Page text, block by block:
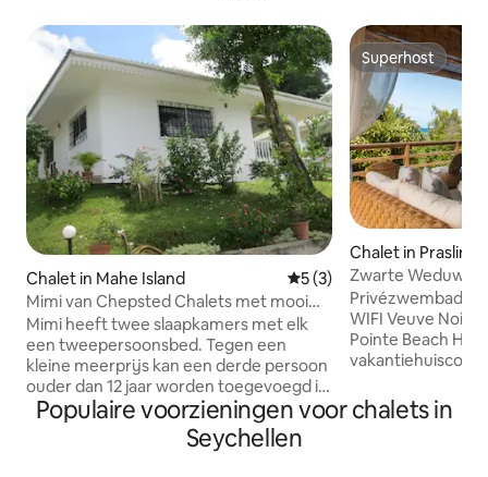
Chalet in Mahe Island Gemiddelde beoordeling
5 (3)
Mimi van Chepsted Chalets met mooi
uitzicht
Mimi heeft twee slaapkamers met elk
een tweepersoonsbed. Tegen een
kleine meerprijs kan een derde persoon
ouder dan 12 jaar worden toegevoegd in
de tweede slaapkamer. Er is een
veranda, een open eet- en
loungeruimte met tv. De keuken is
Superhost
Superhost
Chalet in Praslin
Zwarte Weduwe
Beach Huts
Privézwembad +
WIFI Veuve Noire is onderdeel van La
Pointe Beach Huts,
ons op 100
van St Sauveur
Populaire voorzieningen voor chalets in
Seychellen